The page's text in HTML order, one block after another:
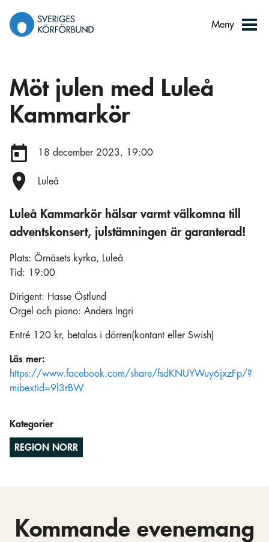
innehåll
Meny
Möt julen med Luleå
Kammarkör
Datum:
18 december 2023, 19:00
Plats:
Luleå
Luleå Kammarkör hälsar varmt välkomna till
adventskonsert, julstämningen är garanterad!
Plats: Örnäsets kyrka, Luleå
Tid: 19:00
Dirigent: Hasse Östlund
Orgel och piano: Anders Ingri
Entré 120 kr, betalas i dörren(kontant eller Swish)
Läs mer:
https://www.facebook.com/share/fsdKNUYWuy6jxzFp/?
mibextid=9l3rBW
Kategorier
REGION NORR
Kommande evenemang